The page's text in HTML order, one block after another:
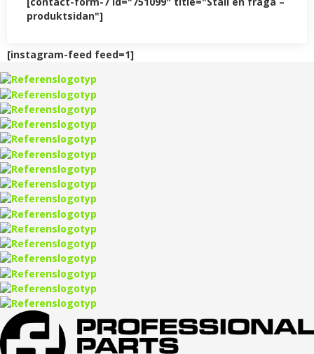
produktsidan"]
[instagram-feed feed=1]